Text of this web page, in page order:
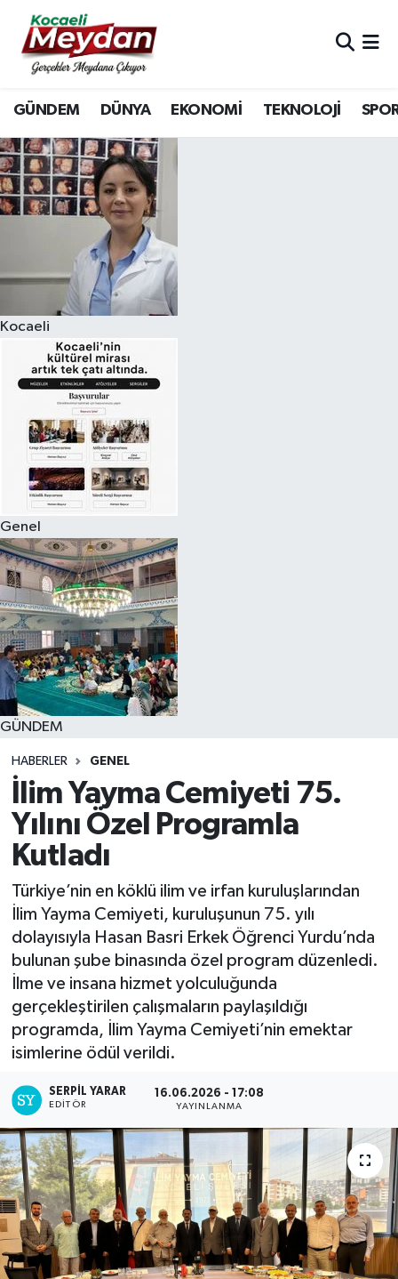
GÜNDEM DÜNYA EKONOMİ TEKNOLOJİ
Kocaeli
Genel
GÜNDEM
HABERLER GENEL
İlim Yayma Cemiyeti 75.
Yılını Özel Programla
Kutladı
Türkiye’nin en köklü ilim ve irfan kuruluşlarından
İlim Yayma Cemiyeti, kuruluşunun 75. yılı
dolayısıyla Hasan Basri Erkek Öğrenci Yurdu’nda
bulunan şube binasında özel program düzenledi.
İlme ve insana hizmet yolculuğunda
gerçekleştirilen çalışmaların paylaşıldığı
programda, İlim Yayma Cemiyeti’nin emektar
isimlerine ödül verildi.
SERPİL YARAR
EDITÖR
16.06.2026 - 17:08
YAYINLANMA
Nöbetçi Eczaneler
Hava Durumu
Trafik Durumu
Süper Lig Puan Durumu ve Fikstür
Tüm Manşetler
Son Dakika Haberleri
Haber Arşivi